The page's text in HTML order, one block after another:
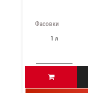
Фасовки
1 л